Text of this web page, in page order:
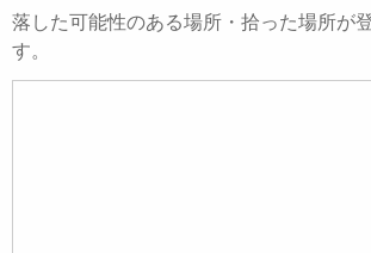
落した可能性のある場所・拾った場所が
す。